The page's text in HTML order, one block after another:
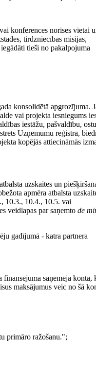
konferences norises vietai
tirdzniecības misijas,
tieši no pakalpojuma
konsolidētā apgrozījuma.
vai projekta iesniegums
iestāžu, pašvaldību, ostu
Uzņēmumu reģistrā,
kopējās attiecināmās
atbalsta uzskaites un
apmēra atbalsta
10.3., 10.4., 10.5. vai
veidlapas par saņemto de
gadījumā - katra partnera
finansējuma saņēmēja kontā,
maksājumus veic no šā
primāro ražošanu.";